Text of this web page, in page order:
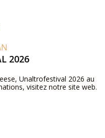
2026
Unaltrofestival 2026 au
visitez notre site web.